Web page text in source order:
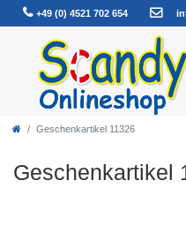
+49 (0) 4521 702 654
Geschenkartikel 11326
Geschenkartikel